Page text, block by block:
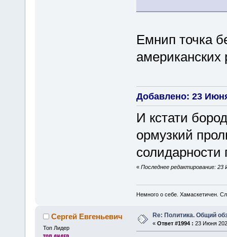
Емнип точка
американских
Добавлено: 23
И кстати
ормузкий
солидарности
« Последнее редактирование: 23
Немного о себе. Хамаскетичен.
Сергей Евгеньевич
Топ Лидер
Re: Политика. Общий
« Ответ #1994 : 23 Июня